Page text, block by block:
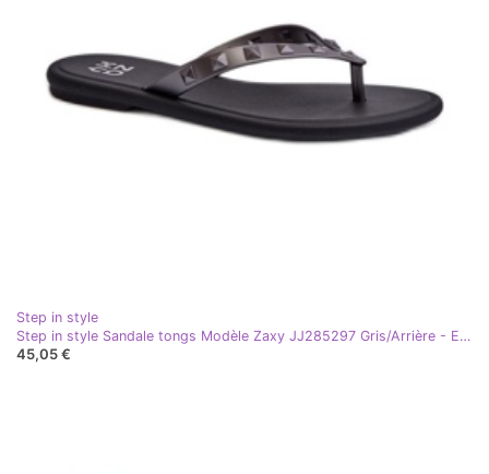
Step in style
Step in style Sandale tongs Modèle Zaxy JJ285297 Gris/Arrière - Entrez avec style
45,05 €